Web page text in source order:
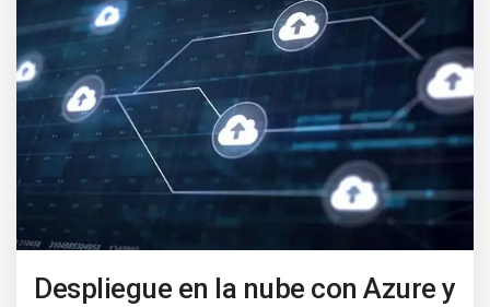
Despliegue en la nube con Azure y